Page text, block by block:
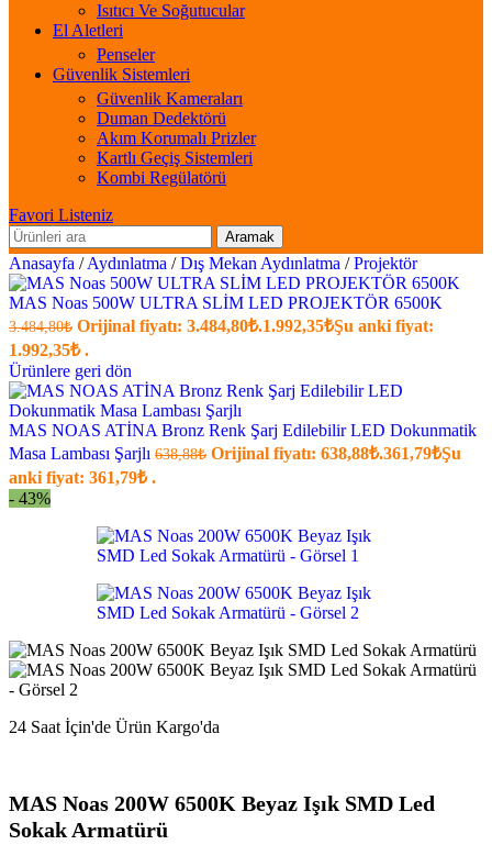
Isıtıcı Ve Soğutucular
El Aletleri
Penseler
Güvenlik Sistemleri
Güvenlik Kameraları
Duman Dedektörü
Akım Korumalı Prizler
Kartlı Geçiş Sistemleri
Kombi Regülatörü
Favori Listeniz
Aramak
Anasayfa / Aydınlatma / Dış Mekan Aydınlatma / Projektör
MAS Noas 500W ULTRA SLİM LED PROJEKTÖR 6500K
3.484,80₺ Orijinal fiyatı: 3.484,80₺.1.992,35₺Şu anki fiyat:
1.992,35₺ .
Ürünlere geri dön
MAS NOAS ATİNA Bronz Renk Şarj Edilebilir LED Dokunmatik
Masa Lambası Şarjlı 638,88₺ Orijinal fiyatı: 638,88₺.361,79₺Şu
anki fiyat: 361,79₺ .
- 43%
24 Saat İçin'de Ürün Kargo'da
MAS Noas 200W 6500K Beyaz Işık SMD Led
Sokak Armatürü